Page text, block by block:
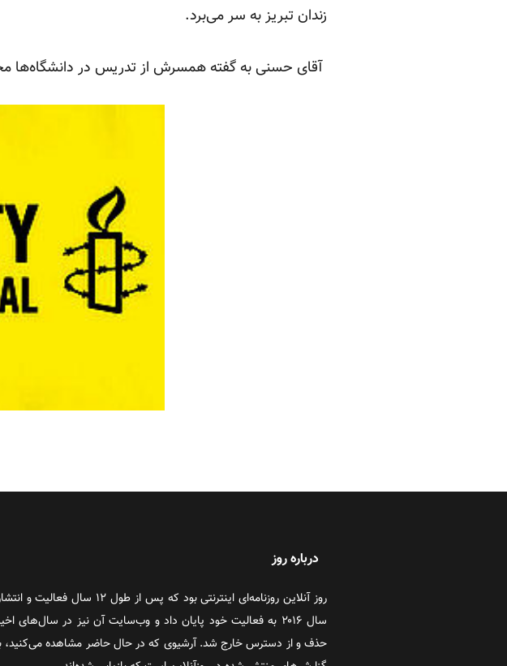
زندان تبریز به سر می‌برد.
آقای حسنی به گفته همسرش از تدریس در دانشگاه‌ها
درباره روز
سال ۲۰۱۶ به فعالیت خود پایان داد و وب‌سایت آن نیز در سال‌های
حذف و از دسترس خارج شد. آرشیوی که در حال حاضر مشاهده می‌کنید،